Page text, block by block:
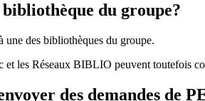
du groupe?
une des bibliothèques du groupe.
et les Réseaux BIBLIO peuvent toutefois
des demandes de